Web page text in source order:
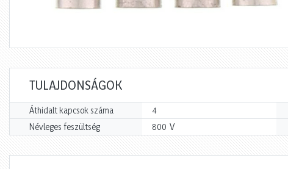
TULAJDONSÁGOK
Áthidalt kapcsok száma 4
Névleges feszültség
800 V